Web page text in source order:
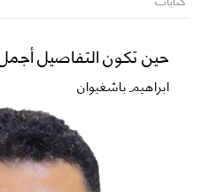
حين تكون التفاصيل
ابراهيم باشغيوان